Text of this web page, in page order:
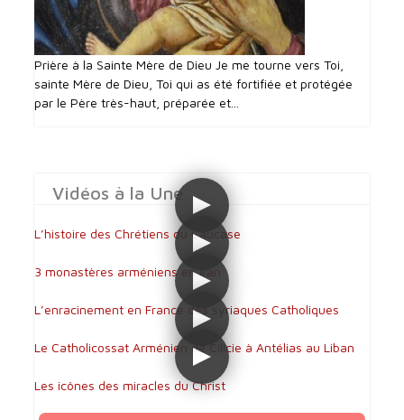
Prière à la Sainte Mère de Dieu Je me tourne vers Toi,
sainte Mère de Dieu, Toi qui as été fortifiée et protégée
par le Père très-haut, préparée et...
Vidéos à la Une
L’histoire des Chrétiens du Caucase
3 monastères arméniens en Iran
L’enracinement en France des syriaques Catholiques
Le Catholicossat Arménien de Cilicie à Antélias au Liban
Les icônes des miracles du Christ